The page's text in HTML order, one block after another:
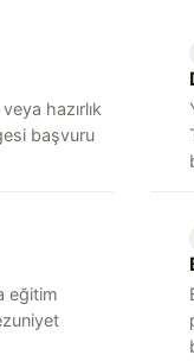
hazırlık
başvuru
eğitim